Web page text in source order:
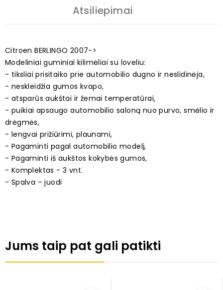
Atsiliepimai
Citroen BERLINGO 2007->
Modeliniai guminiai kilimėliai su loveliu:
- tiksliai prisitaiko prie automobilio dugno ir neslidinėja,
- neskleidžia gumos kvapo,
- atsparūs aukštai ir žemai temperatūrai,
- puikiai apsaugo automobilio saloną nuo purvo, smėlio ir
drėgmės,
- lengvai prižiūrimi, plaunami,
- Pagaminti pagal automobilio modelį,
- Pagaminti iš aukštos kokybės gumos,
- Komplektas - 3 vnt.
- Spalva – juodi
Jums taip pat gali patikti